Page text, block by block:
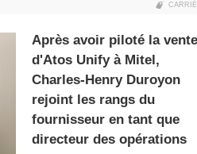
gratuite
Après avoir piloté la vente
d'Atos Unify à Mitel,
Charles-Henry Duroyon
rejoint les rangs du
fournisseur en tant que
directeur des opérations